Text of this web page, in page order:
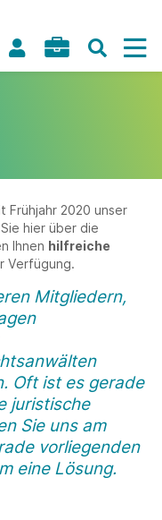
Frühjahr 2020 unser
hier über die
Ihnen hilfreiche
Verfügung.
Mitgliedern,
Oft ist es gerade
juristische
Sie uns am
vorliegenden
eine Lösung.